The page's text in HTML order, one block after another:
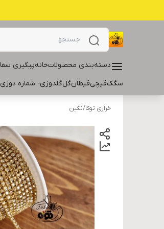
دسته‌بندی محصولاتخانهپیگیری
سگکقیچیقیطانگلگلدوزی- شماره دوزی
خرازی توکا/نگین